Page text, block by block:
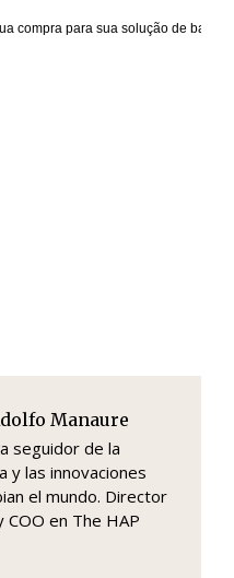
Manaure
seguidor de la
y las innovaciones
el mundo. Director
COO en The HAP